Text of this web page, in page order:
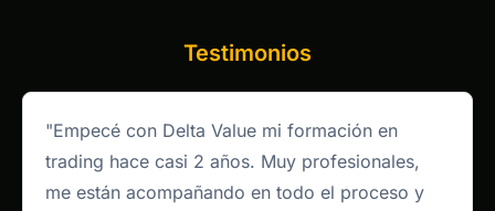
Testimonios
"Empecé con Delta Value mi formación en
trading hace casi 2 años. Muy profesionales,
me están acompañando en todo el proceso y